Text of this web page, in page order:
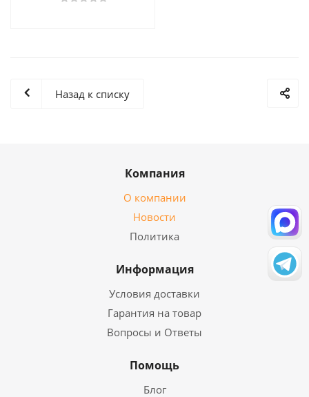
Назад к списку
Компания
О компании
Новости
Политика
Информация
Условия доставки
Гарантия на товар
Вопросы и Ответы
Помощь
Блог